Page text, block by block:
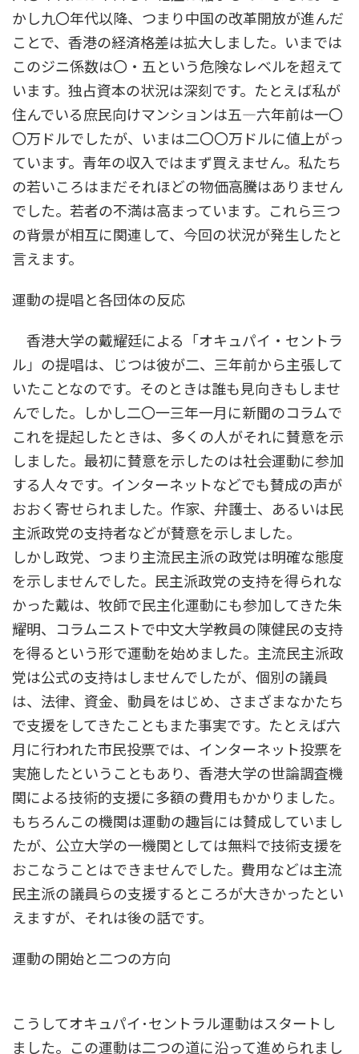
かし九〇年代以降、つまり中国の改革開放が進んだ
ことで、香港の経済格差は拡大しました。いまでは
このジニ係数は〇・五という危険なレベルを超えて
います。独占資本の状況は深刻です。たとえば私が
住んでいる庶民向けマンションは五―六年前は一〇
〇万ドルでしたが、いまは二〇〇万ドルに値上がっ
ています。青年の収入ではまず買えません。私たち
の若いころはまだそれほどの物価高騰はありません
でした。若者の不満は高まっています。これら三つ
の背景が相互に関連して、今回の状況が発生したと
言えます。
運動の提唱と各団体の反応
香港大学の戴耀廷による「オキュパイ・セントラ
ル」の提唱は、じつは彼が二、三年前から主張して
いたことなのです。そのときは誰も見向きもしませ
んでした。しかし二〇一三年一月に新聞のコラムで
これを提起したときは、多くの人がそれに賛意を示
しました。最初に賛意を示したのは社会運動に参加
する人々です。インターネットなどでも賛成の声が
おおく寄せられました。作家、弁護士、あるいは民
主派政党の支持者などが賛意を示しました。
しかし政党、つまり主流民主派の政党は明確な態度
を示しませんでした。民主派政党の支持を得られな
かった戴は、牧師で民主化運動にも参加してきた朱
耀明、コラムニストで中文大学教員の陳健民の支持
を得るという形で運動を始めました。主流民主派政
党は公式の支持はしませんでしたが、個別の議員
は、法律、資金、動員をはじめ、さまざまなかたち
で支援をしてきたこともまた事実です。たとえば六
月に行われた市民投票では、インターネット投票を
実施したということもあり、香港大学の世論調査機
関による技術的支援に多額の費用もかかりました。
もちろんこの機関は運動の趣旨には賛成していまし
たが、公立大学の一機関としては無料で技術支援を
おこなうことはできませんでした。費用などは主流
民主派の議員らの支援するところが大きかったとい
えますが、それは後の話です。
運動の開始と二つの方向
こうしてオキュパイ･セントラル運動はスタートし
ました。この運動は二つの道に沿って進められまし